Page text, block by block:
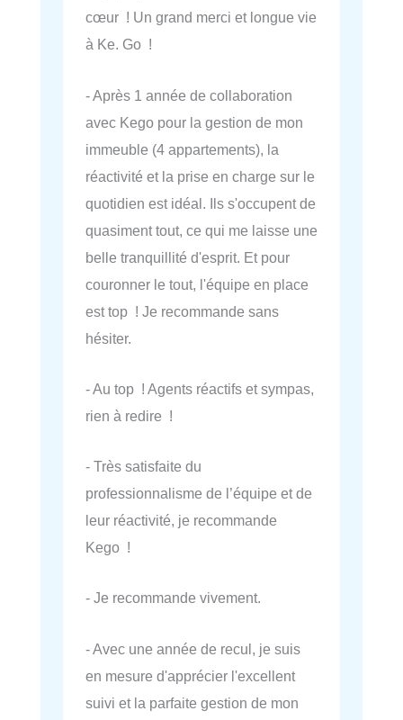
cœur ! Un grand merci et longue vie
à Ke. Go !
- Après 1 année de collaboration
avec Kego pour la gestion de mon
immeuble (4 appartements), la
réactivité et la prise en charge sur le
quotidien est idéal. Ils s'occupent de
quasiment tout, ce qui me laisse une
belle tranquillité d'esprit. Et pour
couronner le tout, l'équipe en place
est top ! Je recommande sans
hésiter.
- Au top ! Agents réactifs et sympas,
rien à redire !
- Très satisfaite du
professionnalisme de l’équipe et de
leur réactivité, je recommande
Kego !
- Je recommande vivement.
- Avec une année de recul, je suis
en mesure d'apprécier l'excellent
suivi et la parfaite gestion de mon